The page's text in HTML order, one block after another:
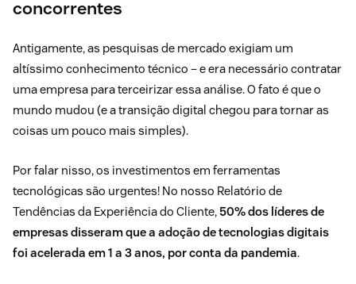
concorrentes
Antigamente, as pesquisas de mercado exigiam um
altíssimo conhecimento técnico – e era necessário contratar
uma empresa para terceirizar essa análise. O fato é que o
mundo mudou (e a transição digital chegou para tornar as
coisas um pouco mais simples).
Por falar nisso, os investimentos em ferramentas
tecnológicas são urgentes! No nosso Relatório de
Tendências da Experiência do Cliente, 50% dos líderes de
empresas disseram que a adoção de tecnologias digitais
foi acelerada em 1 a 3 anos, por conta da pandemia.